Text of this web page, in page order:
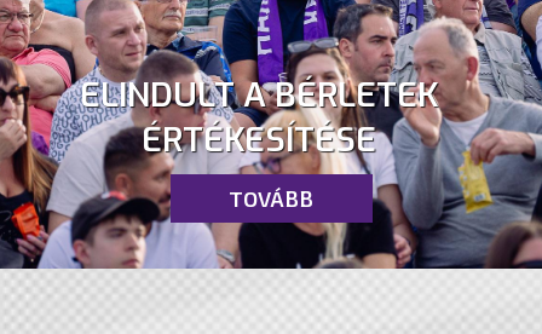
ELINDULT A BÉRLETEK
ÉRTÉKESÍTÉSE
TOVÁBB